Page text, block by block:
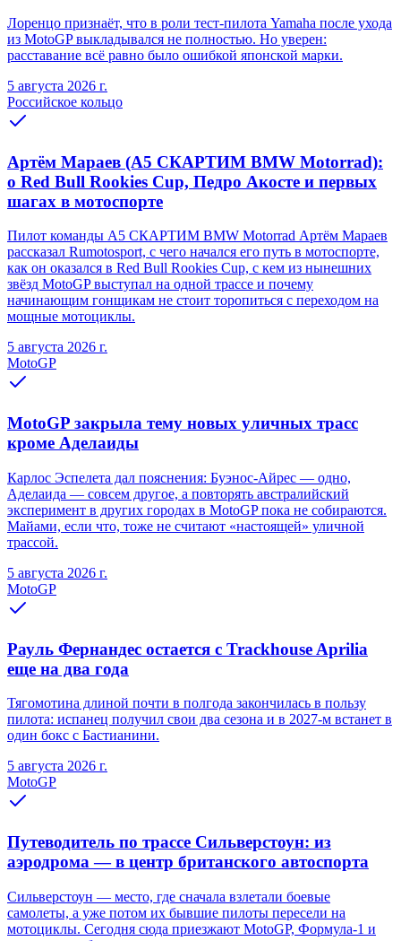
Лоренцо признаёт, что в роли тест-пилота Yamaha после ухода
из MotoGP выкладывался не полностью. Но уверен:
расставание всё равно было ошибкой японской марки.
5 августа 2026 г.
Российское кольцо
Артём Мараев (A5 СКАРТИМ BMW Motorrad):
о Red Bull Rookies Cup, Педро Акосте и первых
шагах в мотоспорте
Пилот команды A5 СКАРТИМ BMW Motorrad Артём Мараев
рассказал Rumotosport, с чего начался его путь в мотоспорте,
как он оказался в Red Bull Rookies Cup, с кем из нынешних
звёзд MotoGP выступал на одной трассе и почему
начинающим гонщикам не стоит торопиться с переходом на
мощные мотоциклы.
5 августа 2026 г.
MotoGP
MotoGP закрыла тему новых уличных трасс
кроме Аделаиды
Карлос Эспелета дал пояснения: Буэнос-Айрес — одно,
Аделаида — совсем другое, а повторять австралийский
эксперимент в других городах в MotoGP пока не собираются.
Майами, если что, тоже не считают «настоящей» уличной
трассой.
5 августа 2026 г.
MotoGP
Рауль Фернандес остается с Trackhouse Aprilia
еще на два года
Тягомотина длиной почти в полгода закончилась в пользу
пилота: испанец получил свои два сезона и в 2027-м встанет в
один бокс с Бастианини.
5 августа 2026 г.
MotoGP
Путеводитель по трассе Сильверстоун: из
аэродрома — в центр британского автоспорта
Сильверстоун — место, где сначала взлетали боевые
самолеты, а уже потом их бывшие пилоты пересели на
мотоциклы. Сегодня сюда приезжают MotoGP, Формула-1 и